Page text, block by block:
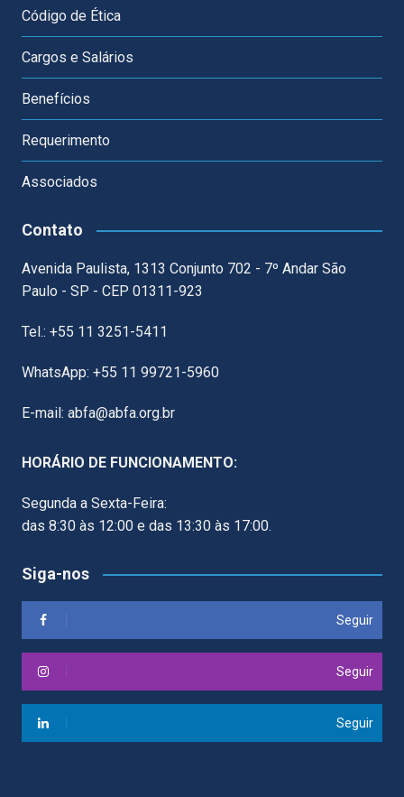
Código de Ética
Cargos e Salários
Benefícios
Requerimento
Associados
Contato
Avenida Paulista, 1313 Conjunto 702 - 7º Andar São
Paulo - SP - CEP 01311-923
Tel.: +55 11 3251-5411
WhatsApp: +55 11 99721-5960
E-mail: abfa@abfa.org.br
HORÁRIO DE FUNCIONAMENTO:
Segunda a Sexta-Feira:
das 8:30 às 12:00 e das 13:30 às 17:00.
Siga-nos
Seguir
Seguir
Seguir